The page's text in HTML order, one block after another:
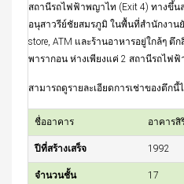
สถานีรถไฟฟ้าพญาไท (Exit 4) ทางขึ้น
อนุสาวรีย์ชัยสมรภูมิ ในพื้นที่สำนักงานยั
store, ATM และร้านอาหารอยู่ใกล้ๆ
พารากอน ห่างเพียงแค่ 2 สถานีรถไฟฟ้
สามารถดูรายละเอียดการเช่าของตึก
ชื่ออาคาร อาคารสิ
ปีที่สร้างเสร็จ 1992
จำนวนชั้น 17